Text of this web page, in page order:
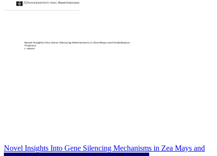
Novel Insights Into Gene Silencing Mechanisms in Zea Mays and